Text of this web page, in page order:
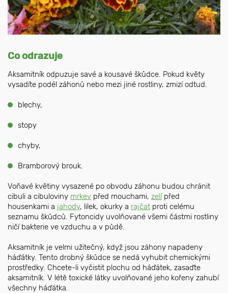
Co odrazuje
Aksamitník odpuzuje savé a kousavé škůdce. Pokud květy
vysadíte podél záhonů nebo mezi jiné rostliny, zmizí odtud.
blechy,
stopy
chyby,
Bramborový brouk.
Voňavé květiny vysazené po obvodu záhonu budou chránit
cibuli a cibuloviny mrkev před mouchami, zelípřed
housenkami a jahody, lilek, okurky a rajčat proti celému
seznamu škůdců. Fytoncidy uvolňované všemi částmi rostliny
ničí bakterie ve vzduchu a v půdě.
Aksamitník je velmi užitečný, když jsou záhony napadeny
háďátky. Tento drobný škůdce se nedá vyhubit chemickými
prostředky. Chcete-li vyčistit plochu od háďátek, zasaďte
aksamitník. V létě toxické látky uvolňované jeho kořeny zahubí
všechny háďátka.